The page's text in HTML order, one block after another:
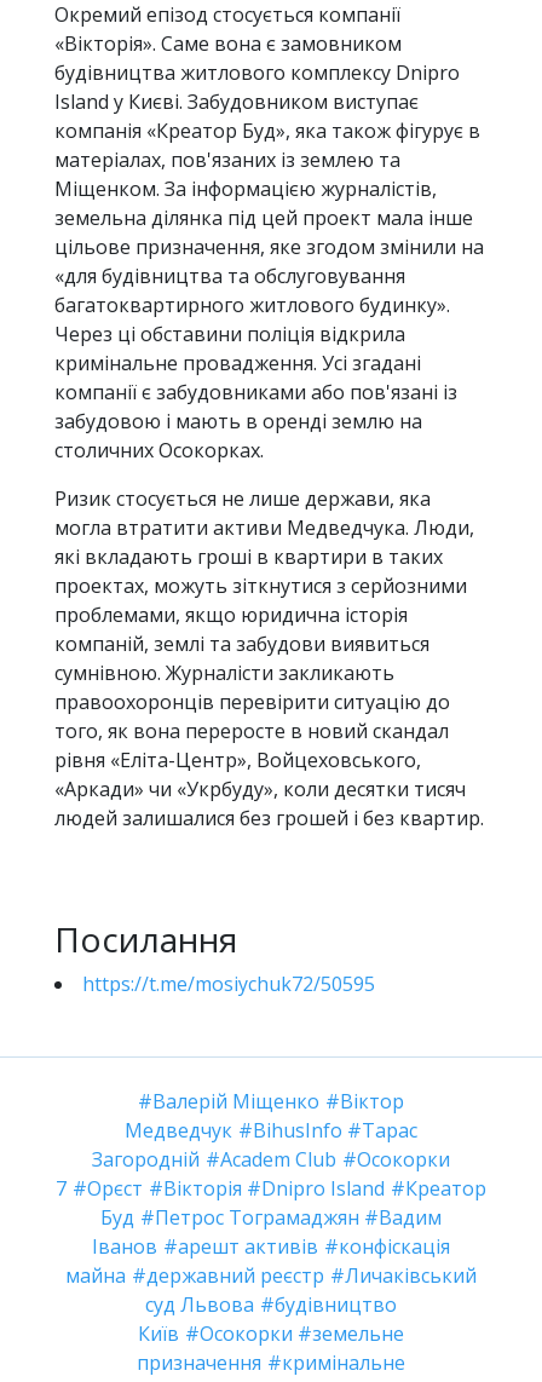
Окремий епізод стосується компанії
«Вікторія». Саме вона є замовником
будівництва житлового комплексу Dnipro
Island у Києві. Забудовником виступає
компанія «Креатор Буд», яка також фігурує в
матеріалах, пов'язаних із землею та
Міщенком. За інформацією журналістів,
земельна ділянка під цей проект мала інше
цільове призначення, яке згодом змінили на
«для будівництва та обслуговування
багатоквартирного житлового будинку».
Через ці обставини поліція відкрила
кримінальне провадження. Усі згадані
компанії є забудовниками або пов'язані із
забудовою і мають в оренді землю на
столичних Осокорках.
Ризик стосується не лише держави, яка
могла втратити активи Медведчука. Люди,
які вкладають гроші в квартири в таких
проектах, можуть зіткнутися з серйозними
проблемами, якщо юридична історія
компаній, землі та забудови виявиться
сумнівною. Журналісти закликають
правоохоронців перевірити ситуацію до
того, як вона переросте в новий скандал
рівня «Еліта-Центр», Войцеховського,
«Аркади» чи «Укрбуду», коли десятки тисяч
людей залишалися без грошей і без квартир.
Посилання
https://t.me/mosiychuk72/50595
Валерій Міщенко
Віктор
Медведчук
BihusInfo
Тарас
Загородній
Academ Club
Осокорки
7
Орєст Вікторія Dnipro Island
Креатор
Буд
Петрос Тограмаджян
Вадим
Іванов
арешт активів
конфіскація
майна
державний реєстр
Личаківський
суд Львова
будівництво
Київ
Осокорки
земельне
призначення
кримінальне